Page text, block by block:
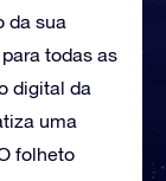
da sua
todas as
digital da
uma
folheto